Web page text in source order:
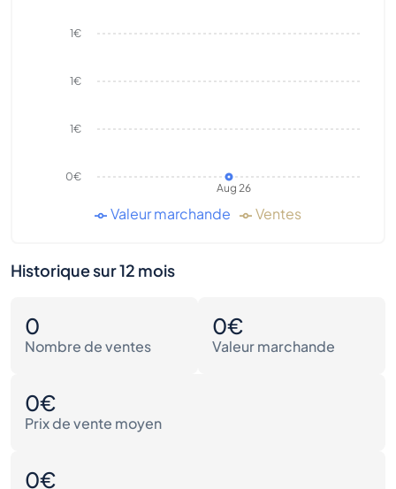
Aug 26
0€
1€
1€
1€
Valeur marchande Ventes
Historique sur 12 mois
0
Nombre de ventes
0€
Valeur marchande
0€
Prix de vente moyen
0€